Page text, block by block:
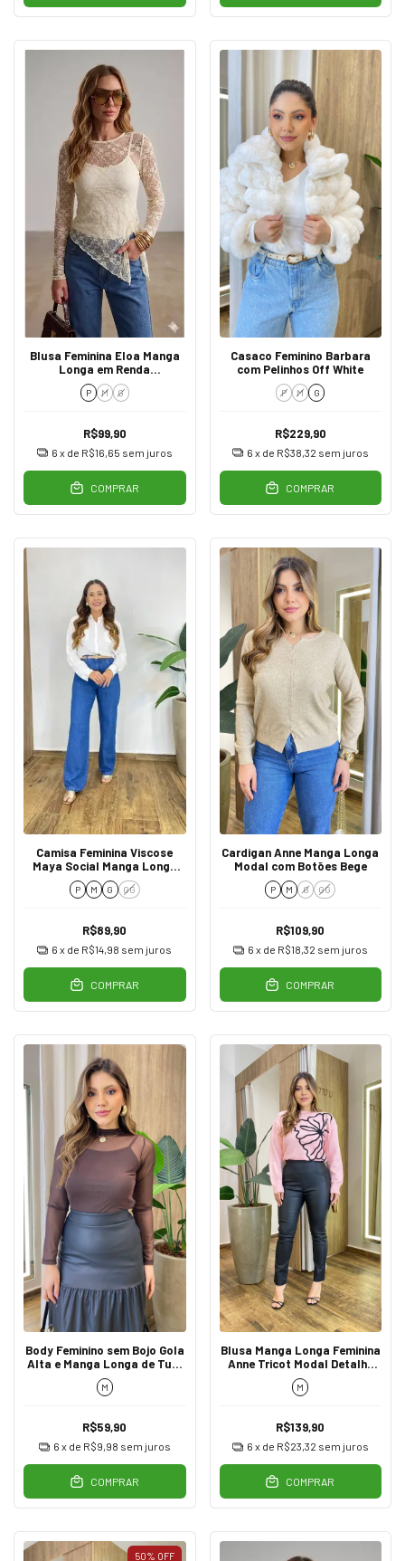
Blusa Feminina Eloa Manga
Longa em Renda
Transparente Creme
P M G
R$99,90
6 x de R$16,65 sem juros
COMPRAR
Casaco Feminino Barbara
com Pelinhos Off White
P M G
R$229,90
6 x de R$38,32 sem juros
COMPRAR
Camisa Feminina Viscose
Maya Social Manga Longa
Off White
P M G GG
R$89,90
6 x de R$14,98 sem juros
COMPRAR
Cardigan Anne Manga Longa
Modal com Botões Bege
P M G GG
R$109,90
6 x de R$18,32 sem juros
COMPRAR
Body Feminino sem Bojo Gola
Alta e Manga Longa de Tule
Marrom
M
R$59,90
6 x de R$9,98 sem juros
COMPRAR
Blusa Manga Longa Feminina
Anne Tricot Modal Detalhe
Flor Rosa
M
R$139,90
6 x de R$23,32 sem juros
COMPRAR
50% OFF